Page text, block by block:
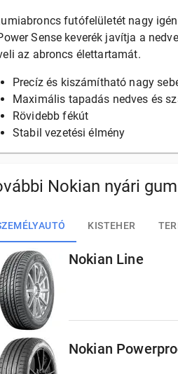
futófelületét nagy
Sense keverék javítja a
az abroncs élettartamát.
Precíz és kiszámítható nagy
Maximális tapadás nedves és
Rövidebb fékút
Stabil vezetési élmény
Nokian nyári
KISTEHER
Nokian Line
Nokian